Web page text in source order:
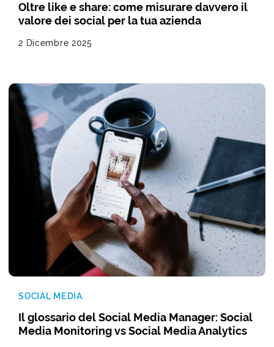
Oltre like e share: come misurare davvero il
valore dei social per la tua azienda
2 Dicembre 2025
SOCIAL MEDIA
Il glossario del Social Media Manager: Social
Media Monitoring vs Social Media Analytics